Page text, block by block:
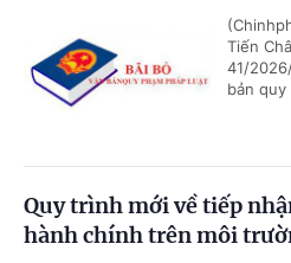
Tiến
41/
bản quy
Quy trình mới về tiếp
hành chính trên môi